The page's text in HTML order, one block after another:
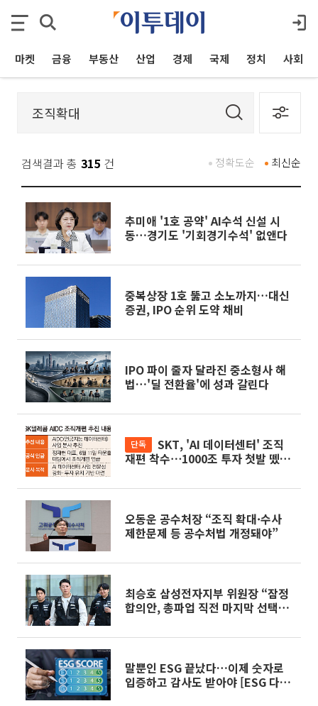
마켓 금융 부동산 산업 경제 국제 정치 사회
검색결과 총 315 건 최신순
정확도순
추미애 '1호 공약' AI수석 신설 시
동…경기도 '기회경기수석' 없앤다
중복상장 1호 뚫고 소노까지…대신
증권, IPO 순위 도약 채비
IPO 파이 줄자 달라진 중소형사 해
법…'딜 전환율'에 성과 갈린다
단독
재편 착수⋯1000조 투자 첫발 뗐다
오동운 공수처장 “조직 확대·수사
제한문제 등 공수처법 개정돼야”
최승호 삼성전자지부 위원장 “잠정
합의안, 총파업 직전 마지막 선택…
말뿐인 ESG 끝났다…이제 숫자로
입증하고 감사도 받아야 [ESG 다음